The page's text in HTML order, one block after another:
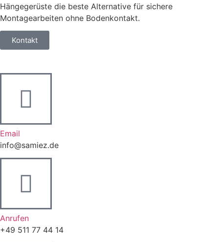
Hängegerüste die beste Alternative für sichere
Montagearbeiten ohne Bodenkontakt.
Kontakt
Email
info@samiez.de
Anrufen
+49 511 77 44 14